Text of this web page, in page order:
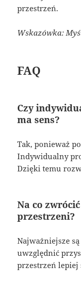
przestrzeń.
Wskazówka:
FAQ
Czy
ma sens?
Tak, ponieważ
Indywidualny
Dzięki temu
Na co
przestrzeni?
Najważniejsze
uwzględnić
przestrzeń lepiej